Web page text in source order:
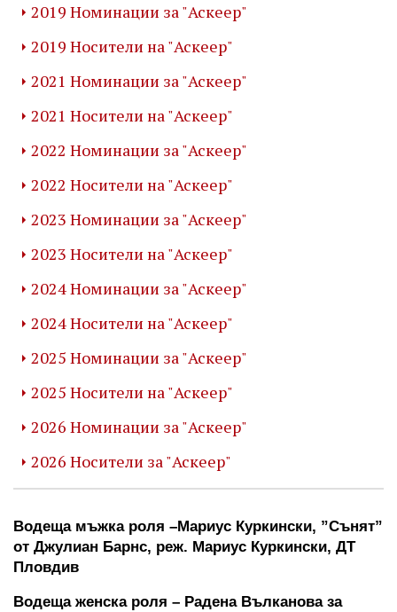
2019 Номинации за "Аскеер"
2019 Носители на "Аскеер"
2021 Номинации за "Аскеер"
2021 Носители на "Аскеер"
2022 Номинации за "Аскеер"
2022 Носители на "Аскеер"
2023 Номинации за "Аскеер"
2023 Носители на "Аскеер"
2024 Номинации за "Аскеер"
2024 Носители на "Аскеер"
2025 Номинации за "Аскеер"
2025 Носители на "Аскеер"
2026 Номинации за "Аскеер"
2026 Носители за "Аскеер"
Водеща мъжка роля –Мариус Куркински, ”Сънят”
от Джулиан Барнс, реж. Мариус Куркински, ДТ
Пловдив
Водеща женска роля – Радена Вълканова за